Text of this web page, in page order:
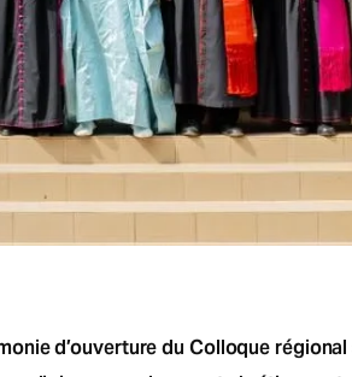
d’ouverture du Colloque